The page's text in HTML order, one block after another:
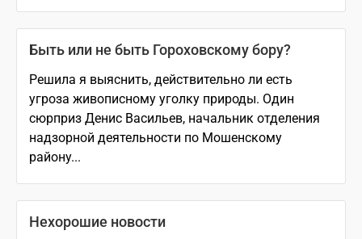
Быть или не быть Гороховскому бору?
Решила я выяснить, действительно ли есть
угроза живописному уголку природы. Один
сюрприз Денис Васильев, начальник отделения
надзорной деятельности по Мошенскому
району...
Нехорошие новости